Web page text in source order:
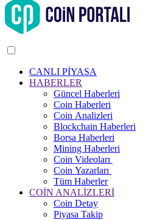
CANLI PİYASA
HABERLER
Güncel Haberleri
Coin Haberleri
Coin Analizleri
Blockchain Haberleri
Borsa Haberleri
Mining Haberleri
Coin Videoları
Coin Yazarları
Tüm Haberler
COİN ANALİZLERİ
Coin Detay
Piyasa Takip